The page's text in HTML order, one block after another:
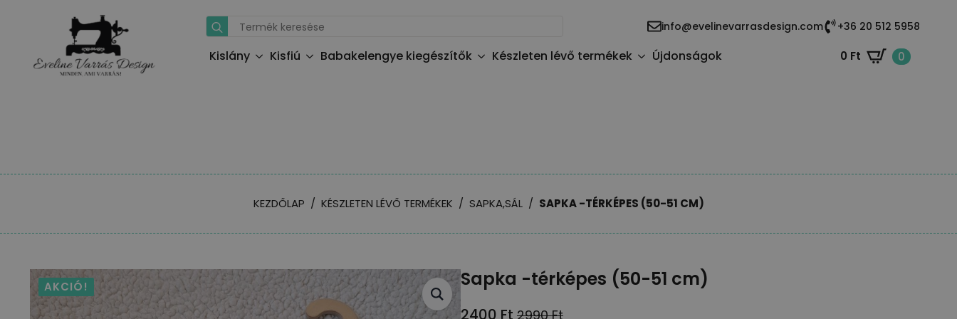
Search
for:
info@evelinevarrasdesign.com +36 20 512 5958
Kislány Kisfiú Babakelengye kiegészítők Készleten lévő termékek Újdonságok 0 Ft 0
KEZDŐLAP KÉSZLETEN LÉVŐ TERMÉKEK SAPKA,SÁL SAPKA -TÉRKÉPES (50-51 CM)
AKCIÓ! Sapka -térképes (50-51 cm)
2990Ft
2400 Ft